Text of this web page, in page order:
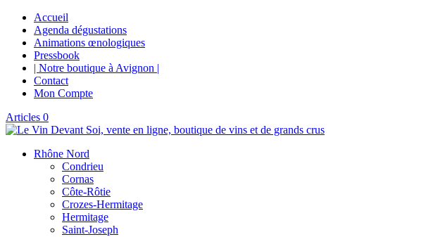
Accueil
Agenda dégustations
Animations œnologiques
Pressbook
| Notre boutique à Avignon |
Contact
Mon Compte
Articles 0
Rhône Nord
Condrieu
Cornas
Côte-Rôtie
Crozes-Hermitage
Hermitage
Saint-Joseph